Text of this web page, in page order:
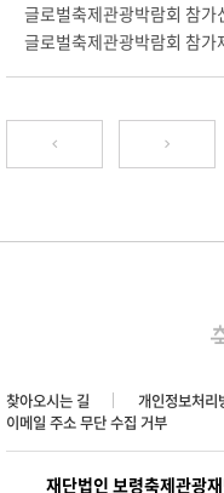
글로벌축제관광박람회 참
글로벌축제관광박람회 참
찾아오시는 길 개인정보처리
이메일 주소 무단 수집 거부
재단법인 보령축제관광